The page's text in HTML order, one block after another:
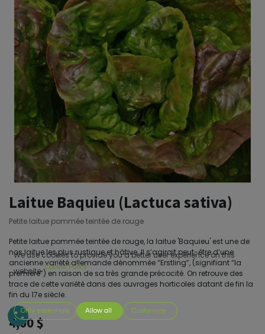
Laitue Baquieu (Lactuca sativa)
Petite laitue pommée teintée de rouge
Petite laitue pommée teintée de rouge, la laitue 'Baquieu' est une de
nos laitue les plus rustique et hâtive. Il s’agirait peut-être d’une
ancienne variété allemande dénommée “Erstling”, (signifiant “la
première”) en raison de sa très grande précocité. On retrouve des
trace de cette variété dans des ouvrages horticoles datant de fin la
fin du 17e siècle.
4,00$
We use cookies to provide you a better user experience on this
website. Cookie Policy
Only essentials Allow all Customize